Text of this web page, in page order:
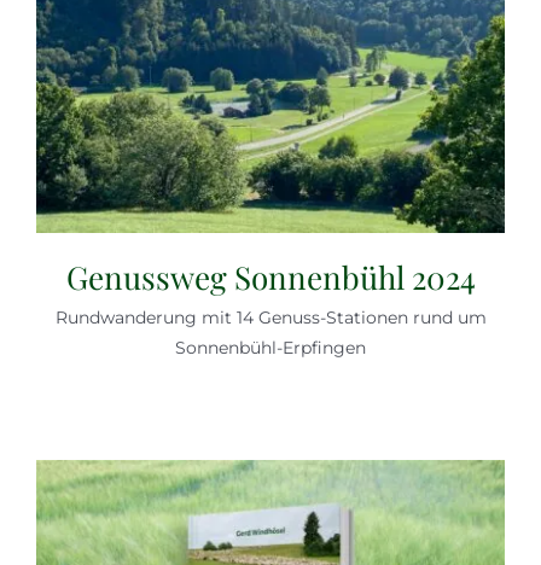
Genussweg Sonnenbühl 2024
Rundwanderung mit 14 Genuss-Stationen rund um
Sonnenbühl-Erpfingen